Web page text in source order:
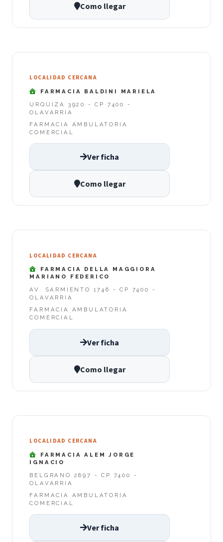
Como llegar
LOCALIDAD CERCANA
FARMACIA BALDINI MARIELA
URQUIZA 3920 - CP 7400 -
OLAVARRIA
FARMACIA AMBULATORIA
COMERCIAL
Ver ficha
Como llegar
LOCALIDAD CERCANA
FARMACIA DELLA MAGGIORA
MARIANO FEDERICO
AV. SARMIENTO 1746 - CP 7400 -
OLAVARRIA
FARMACIA AMBULATORIA
COMERCIAL
Ver ficha
Como llegar
LOCALIDAD CERCANA
FARMACIA ALEM JORGE
IGNACIO
BELGRANO 2897 - CP 7400 -
OLAVARRIA
FARMACIA AMBULATORIA
COMERCIAL
Ver ficha